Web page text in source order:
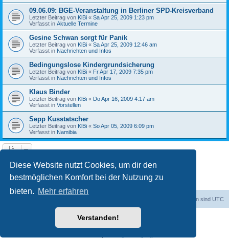
Diese Website nutzt Cookies, um dir den
bestmöglichen Komfort bei der Nutzung zu
bieten. Mehr erfahren
Verstanden!
09.06.09: BGE-Veranstaltung in Berliner SPD-Kreisverband
Letzter Beitrag von KlBi « Sa Apr 25, 2009 1:23 pm
Verfasst in Aktuelle Termine
Gesine Schwan sorgt für Panik
Letzter Beitrag von KlBi « Sa Apr 25, 2009 12:46 am
Verfasst in Nachrichten und Infos
Bedingungslose Kindergrundsicherung
Letzter Beitrag von KlBi « Fr Apr 17, 2009 7:35 pm
Verfasst in Nachrichten und Infos
Klaus Binder
Letzter Beitrag von KlBi « Do Apr 16, 2009 4:17 am
Verfasst in Vorstellen
Sepp Kusstatscher
Letzter Beitrag von KlBi « So Apr 05, 2009 6:09 pm
Verfasst in Namibia
Die Suche ergab 103 Treffer 1 2 3
Alle Zeiten sind UTC
Powered byphpBB® Forum Software © phpBB Limited
phpBB.de